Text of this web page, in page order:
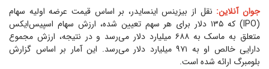
جوان آنلاین: نقل از بیزینس اینسایدر، بر اساس قیمت عرضه اولیه سهام
(IPO) که ۱۳۵ دلار برای هر سهم تعیین شده، ارزش سهام اسپیس‌ایکس
متعلق به ماسک به ۶۸۸ میلیارد دلار می‌رسد و در نتیجه، ارزش مجموع
دارایی خالص او به ۹۷۱ میلیارد دلار می‌رسد. این آمار بر اساس گزارش
بلومبرگ ارائه شده است.